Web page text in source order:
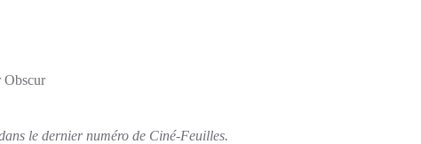
Obscur
le dernier numéro de Ciné-Feuilles.